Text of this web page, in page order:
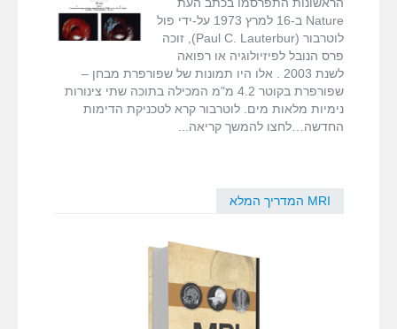
fMRI ודימות המוח
MRI המדריך המלא
דרושים
שפורסמו
לוטרבור,פיטר
מנספילד
,
ריימונד דמדיאן
Nature ב-16 למרץ 1973 על-ידי פול
לוטרבור (Paul C. Lauterbur), זוכה
פרס הנובל לפיזיולוגיה או רפואה
לשנת 2003 . אלו היו תמונות של שפורפרת מבחן –
שפורפרת בקוטר 4.2 מ"מ המכילה בתוכה שתי צינורות
נימיות מלאות מים. לוטרבור קרא לטכניקת הדימות
החדשה…לחצו להמשך קריאה
MRI המדריך המלא